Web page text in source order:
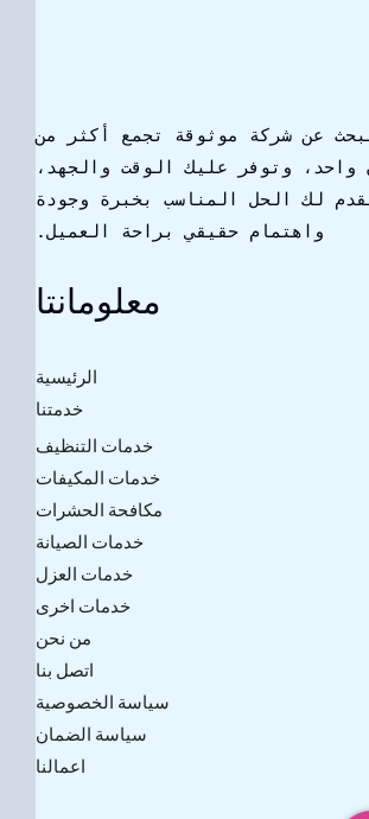
عن شركة موثوقة تجمع أكثر من
واحد، وتوفر عليك الوقت والجهد،
لك الحل المناسب بخبرة وجودة
واهتمام حقيقي براحة العميل.
معلومانتا
الرئيسية
خدمتنا
خدمات التنظيف
خدمات المكيفات
مكافحة الحشرات
خدمات الصيانة
خدمات العزل
خدمات اخرى
من نحن
اتصل بنا
سياسة الخصوصية
سياسة الضمان
اعمالنا